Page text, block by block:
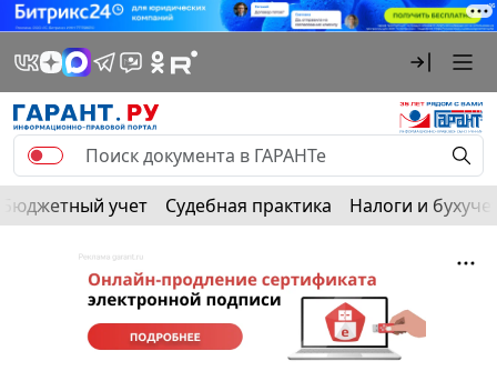
Бюджетный учет Судебная практика Налоги и